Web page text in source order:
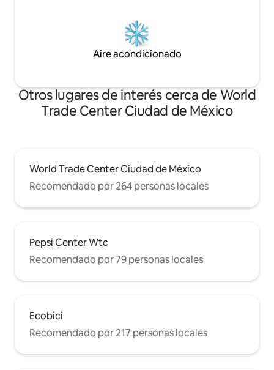
Aire acondicionado
Otros lugares de interés cerca de World
Trade Center Ciudad de México
World Trade Center Ciudad de México
Recomendado por 264 personas locales
Pepsi Center Wtc
Recomendado por 79 personas locales
Ecobici
Recomendado por 217 personas locales